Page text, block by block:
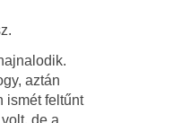
aztán
ismét feltűnt